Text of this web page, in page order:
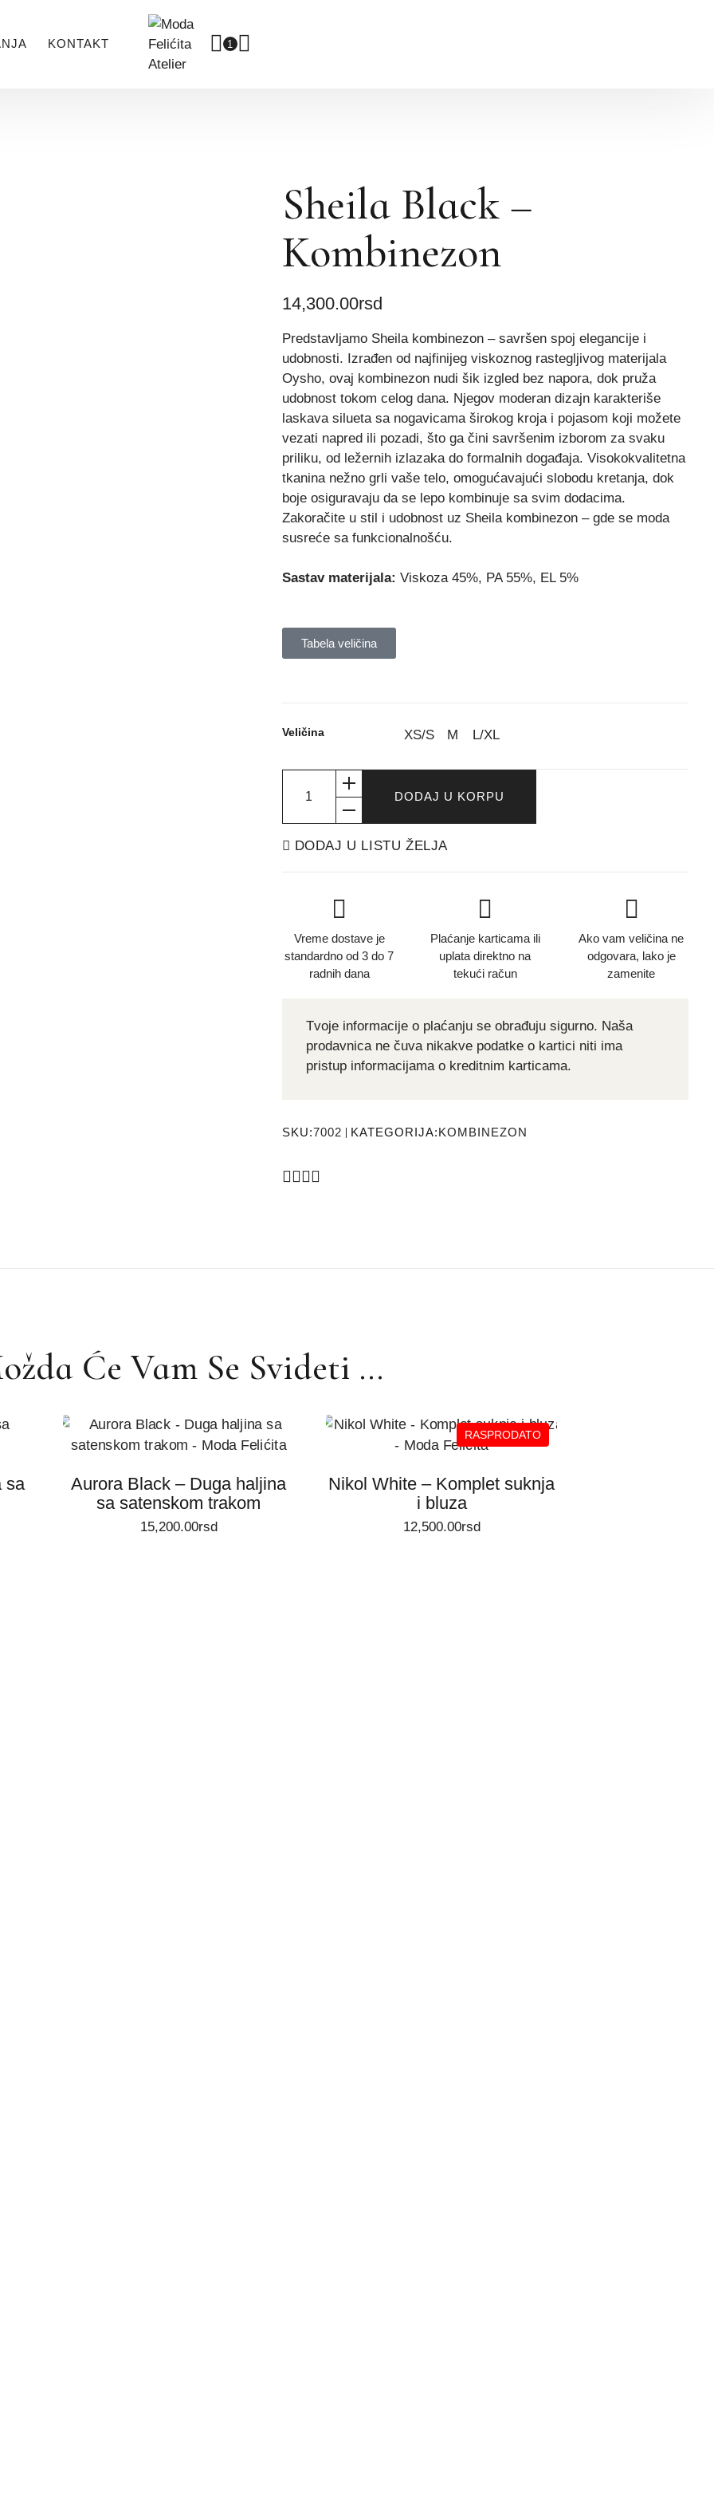
KONTAKT 1
Sheila Black –
Kombinezon
14,300.00rsd
Predstavljamo Sheila kombinezon – savršen spoj elegancije i
udobnosti. Izrađen od najfinijeg viskoznog rastegljivog materijala
Oysho, ovaj kombinezon nudi šik izgled bez napora, dok pruža
udobnost tokom celog dana. Njegov moderan dizajn karakteriše
laskava silueta sa nogavicama širokog kroja i pojasom koji možete
vezati napred ili pozadi, što ga čini savršenim izborom za svaku
priliku, od ležernih izlazaka do formalnih događaja. Visokokvalitetna
tkanina nežno grli vaše telo, omogućavajući slobodu kretanja, dok
boje osiguravaju da se lepo kombinuje sa svim dodacima.
Zakoračite u stil i udobnost uz Sheila kombinezon – gde se moda
susreće sa funkcionalnošću.
Sastav materijala: Viskoza 45%, PA 55%, EL 5%
Tabela veličina
Veličina XS/S M L/XL
DODAJ U KORPU
DODAJ U LISTU ŽELJA
Vreme dostave je
standardno od 3 do 7
radnih dana
Plaćanje karticama ili
uplata direktno na
tekući račun
Ako vam veličina ne
odgovara, lako je
zamenite
Tvoje informacije o plaćanju se obrađuju sigurno. Naša
prodavnica ne čuva nikakve podatke o kartici niti ima
pristup informacijama o kreditnim karticama.
SKU:7002 KATEGORIJA:KOMBINEZON
Će Vam Se Svideti …
sa ODABERITE OPCIJE
Aurora Black – Duga haljina
sa satenskom trakom
15,200.00rsd
RASPRODATO
ODABERITE OPCIJE
Nikol White – Komplet suknja
i bluza
12,500.00rsd